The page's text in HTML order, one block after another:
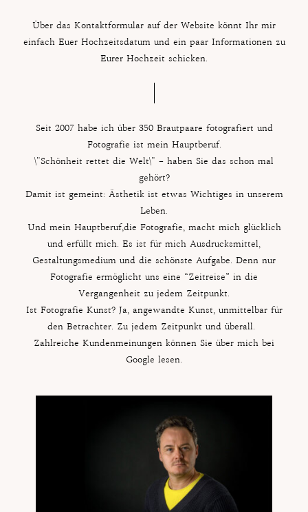
Über das Kontaktformular auf der Website könnt Ihr mir
einfach Euer Hochzeitsdatum und ein paar Informationen zu
Eurer Hochzeit schicken.
Seit 2007 habe ich über 350 Brautpaare fotografiert und
Fotografie ist mein Hauptberuf.
\"Schönheit rettet die Welt\" – haben Sie das schon mal
gehört?
Damit ist gemeint: Ästhetik ist etwas Wichtiges in unserem
Leben.
Und mein Hauptberuf,die Fotografie, macht mich glücklich
und erfüllt mich. Es ist für mich Ausdrucksmittel,
Gestaltungsmedium und die schönste Aufgabe. Denn nur
Fotografie ermöglicht uns eine “Zeitreise” in die
Vergangenheit zu jedem Zeitpunkt.
Ist Fotografie Kunst? Ja, angewandte Kunst, unmittelbar für
den Betrachter. Zu jedem Zeitpunkt und überall.
Zahlreiche Kundenmeinungen können Sie über mich bei
Google lesen.